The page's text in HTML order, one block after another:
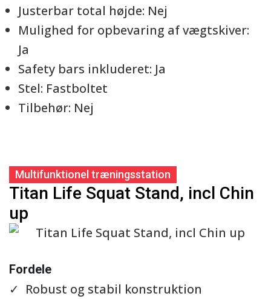
Justerbar total højde: Nej
Mulighed for opbevaring af vægtskiver:
Ja
Safety bars inkluderet: Ja
Stel: Fastboltet
Tilbehør: Nej
Multifunktionel træningsstation
Titan Life Squat Stand, incl Chin
up
Fordele
Robust og stabil konstruktion